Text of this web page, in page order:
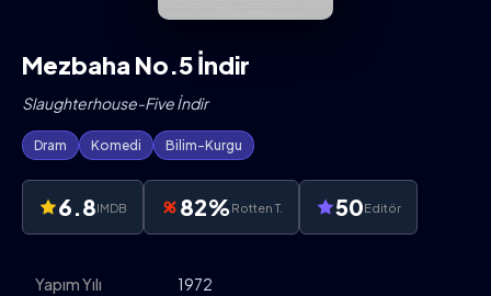
Mezbaha No.5 İndir
Slaughterhouse-Five İndir
Dram Komedi Bilim-Kurgu
6.8IMDB 82%Rotten T. 50Editör
Yapım Yılı 1972